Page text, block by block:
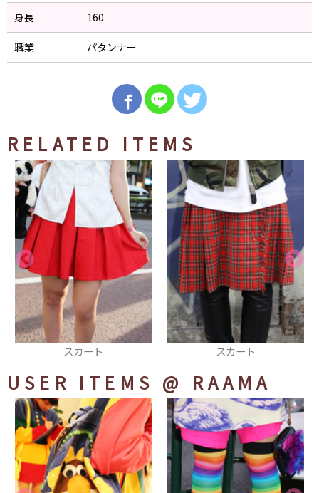
身長 160
職業 パタンナー
RELATED ITEMS
スカート クラッチバッグ
USER ITEMS @ RAAMA